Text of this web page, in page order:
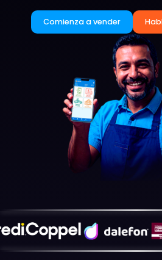
Comienza a vender